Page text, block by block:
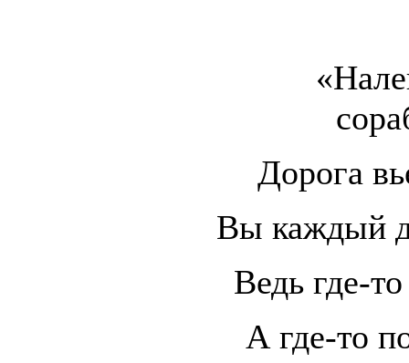
Дорога
Вы каждый
Ведь где-
А где-то